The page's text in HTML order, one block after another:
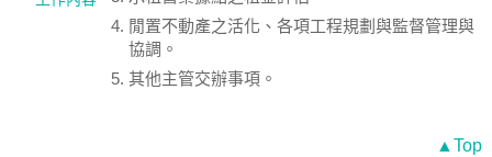
閒置不動產之活化、各項工程規劃與監督管理與
協調。
其他主管交辦事項。
▲Top